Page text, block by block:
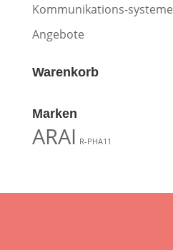
Kommunikations-systeme
Angebote
Warenkorb
Marken
ARAI R-PHA11